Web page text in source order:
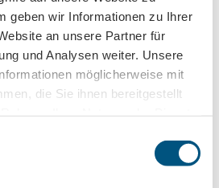
geben wir Informationen zu Ihrer
an unsere Partner für
und Analysen weiter. Unsere
möglicherweise mit
die Sie ihnen bereitgestellt